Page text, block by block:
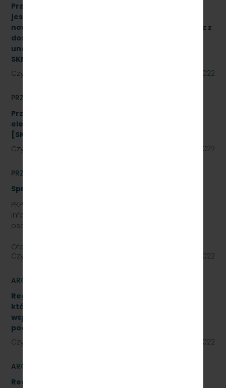
Przetarg nieograniczony, którego przedmiotem
jest dostawa 10 wieloczłonowych fabrycznie
nowych elektrycznych zespołów trakcyjnych wraz z
dostawą sprzętu przeznaczonego do
unowocześnienia zaplecza utrzymania taboru
SKMMU.086.26.22
Czytaj dalej
02 września 2022
PRZETARGI
Przetarg nieograniczony na zakup energii
elektrycznej nietrakcyjnej na rok 2023
[SKMMU.086.48.22]
Czytaj dalej
02 września 2022
PRZETARGI
Sprzedaż auta osobowego Skoda SuperB
PKP SZYBKA KOLEJ MIEJSKA W TRÓJMIEŚCIE SP. Z O.O.
informuje, że wystawia na sprzedaż samochód
osobowy Skoda SuperB.
Oferty należy składać do dnia…
Czytaj dalej
01 września 2022
ARCHIWUM
Regulamin udzielania zamówień publicznych,
których wartość jest niższa niż 130 000 zł netto,
współfinansowanych z środków pomocowych,
pochodzących z Funduszy UE
Czytaj dalej
23 sierpnia 2022
ARCHIWUM
Regulamin Udzielania przez PKP Szybka Kolej